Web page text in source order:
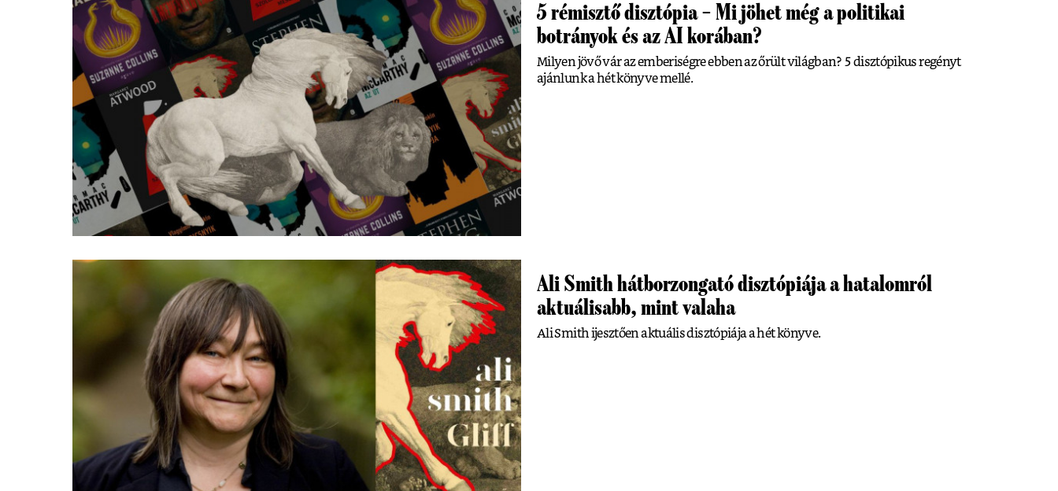
5 rémisztő disztópia – Mi jöhet még a politikai
botrányok és az AI korában?
Milyen jövő vár az emberiségre ebben az őrült világban? 5 disztópikus regényt
ajánlunk a hét könyve mellé.
Ali Smith hátborzongató disztópiája a hatalomról
aktuálisabb, mint valaha
Ali Smith ijesztően aktuális disztópiája a hét könyve.